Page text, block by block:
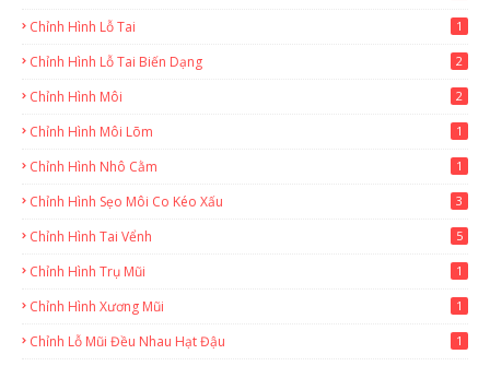
Chỉnh Hình Lỗ Tai 1
Chỉnh Hình Lỗ Tai Biến Dạng 2
Chỉnh Hình Môi 2
Chỉnh Hình Môi Lõm 1
Chỉnh Hình Nhô Cằm 1
Chỉnh Hình Sẹo Môi Co Kéo Xấu 3
Chỉnh Hình Tai Vểnh 5
Chỉnh Hình Trụ Mũi 1
Chỉnh Hình Xương Mũi 1
Chỉnh Lỗ Mũi Đều Nhau Hạt Đậu 1